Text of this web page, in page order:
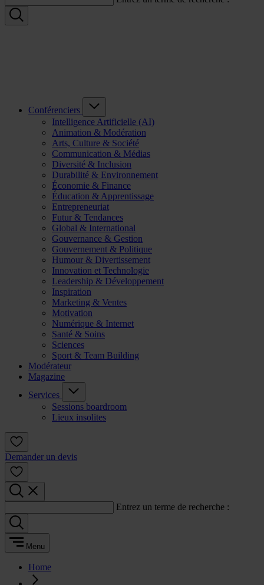
Conférenciers
Intelligence Artificielle (AI)
Animation & Modération
Arts, Culture & Société
Communication & Médias
Diversité & Inclusion
Durabilité & Environnement
Économie & Finance
Éducation & Apprentissage
Entrepreneuriat
Futur & Tendances
Global & International
Gouvernance & Gestion
Gouvernement & Politique
Humour & Divertissement
Innovation et Technologie
Leadership & Développement
Inspiration
Marketing & Ventes
Motivation
Numérique & Internet
Santé & Soins
Sciences
Sport & Team Building
Modérateur
Magazine
Services
Sessions boardroom
Lieux insolites
Demander un devis
Entrez un terme de recherche :
Menu
Home